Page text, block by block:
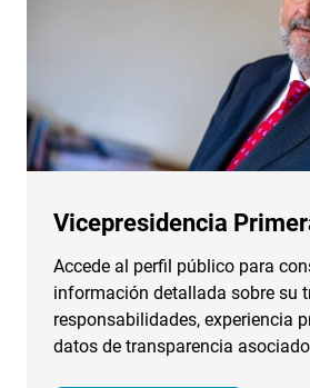
Vicepresidencia
Accede al perfil público para
información detallada sobre su
responsabilidades, experiencia
datos de transparencia